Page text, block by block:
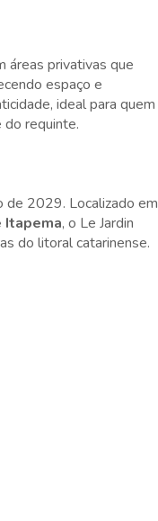
áreas privativas que
espaço e
ideal para quem
do requinte.
de 2029. Localizado em
Itapema, o Le Jardin
do litoral catarinense.